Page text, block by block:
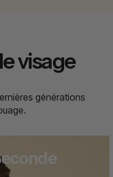
visage
générations